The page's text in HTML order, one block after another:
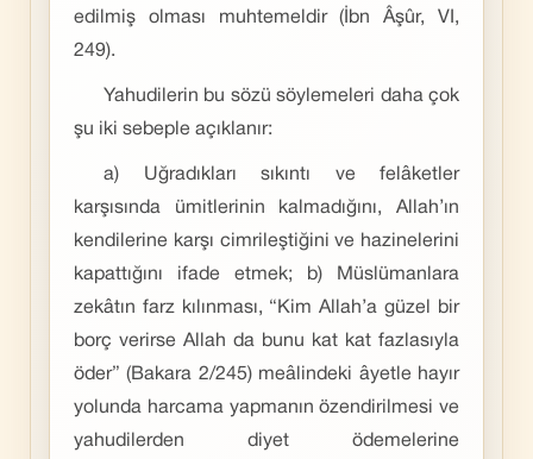
edilmiş olması muhtemeldir (İbn Âşûr, VI,
249).
Yahudilerin bu sözü söylemeleri daha çok
şu iki sebeple açıklanır:
a) Uğradıkları sıkıntı ve felâketler
karşısında ümitlerinin kalmadığını, Allah’ın
kendilerine karşı cimrileştiğini ve hazinelerini
kapattığını ifade etmek; b) Müslümanlara
zekâtın farz kılınması, “Kim Allah’a güzel bir
borç verirse Allah da bunu kat kat fazlasıyla
öder” (Bakara 2/245) meâlindeki âyetle hayır
yolunda harcama yapmanın özendirilmesi ve
yahudilerden diyet ödemelerine